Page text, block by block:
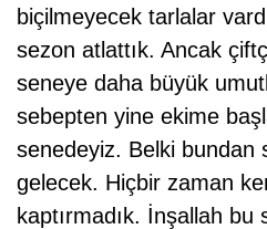
biçilmeyecek tarlalar
sezon atlattık. Ancak
seneye daha büyük
sebepten yine ekime
senedeyiz. Belki bundan
gelecek. Hiçbir zaman
kaptırmadık. İnşallah bu